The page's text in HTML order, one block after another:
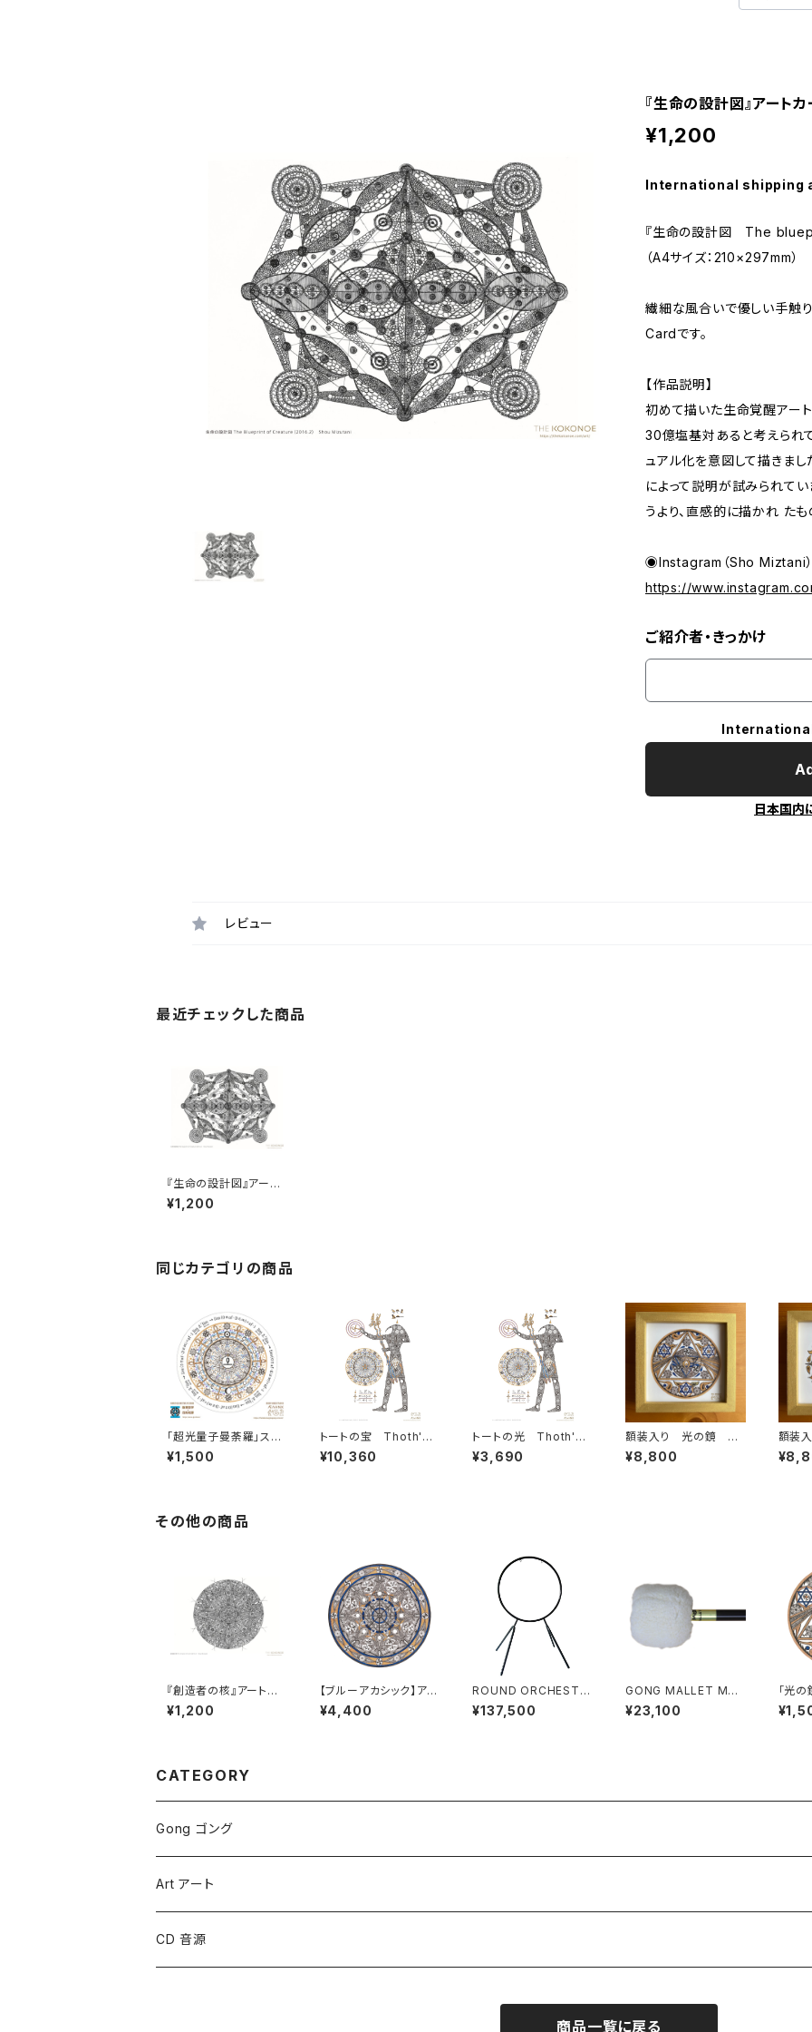
『生命の設計図』アートカ
¥1,200
International shipping
『生命の設計図 The
（A4サイズ：210×297mm）
繊細な風合いで優しい手触
Cardです。
【作品説明】
初めて描いた生命覚醒アー
30億塩基対あると考えられ
ュアル化を意図して描きま
によって説明が試みられてい
うより、直感的に描かれ たも
◉Instagram（Sho Miztani）
https://
ご紹介者・きっかけ
日本国内
レビュー
最近チェックした商品
『生命の設計図』アート
カード③［中サイズ］
¥1,200
同じカテゴリの商品
「超光量子曼荼羅」ステ
ッカーⅦ［小サイズ］
¥1,500
トートの宝 Thoth's t
reasure - 神秘なる叡
智を手に入れる特別プ
¥10,360
トートの光 Thoth's l
ight - 知恵の泉をあな
たの空間に - アートプ
¥3,690
額装入り 光の鏡 ス
テッカー
¥8,800
額装
ステッ
その他の商品
『創造者の核』アートカ
ード④［中サイズ］
¥1,200
【ブルーアカシック】アー
トプリント４［大サイズ］
¥4,400
ROUND ORCHESTR
A STAND（GONG：1枚
用）28"
¥137,500
GONG MALLET M6
（対応口径 32"〜36"）
¥23,100
「光
［小サ
CATEGORY
Gong ゴング
Symphonic Gongs
Symphonic Brilliant Gongs
Art アート
CD 音源
商品一覧に戻る